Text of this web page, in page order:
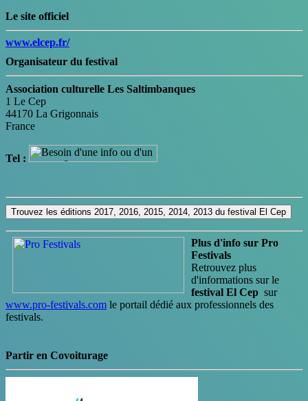
Le site officiel
www.elcep.fr/
Organisateur du festival
Association culturelle Les Saltimbanques
1 Le Cep
44170 La Grigonnais
France
Tel :
Trouvez les éditions 2017, 2016, 2015, 2014, 2013 du festival El Cep
Plus d'info sur Pro
Festivals
Retrouvez plus
d'informations sur le
festival El Cep sur
www.pro-festivals.com le portail dédié aux professionnels des
festivals.
Partir en Covoiturage